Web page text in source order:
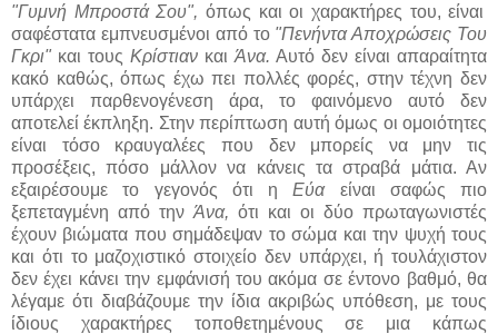
"Γυμνή Μπροστά Σου", όπως και οι χαρακτήρες του, είναι
σαφέστατα εμπνευσμένοι από το "Πενήντα Αποχρώσεις Του
Γκρι" και τουςΚρίστιαν και Άνα. Αυτό δεν είναι απαραίτητα
κακό καθώς, όπως έχω πει πολλές φορές, στην τέχνη δεν
υπάρχει παρθενογένεση άρα, το φαινόμενο αυτό δεν
αποτελεί έκπληξη. Στην περίπτωση αυτή όμως οι ομοιότητες
είναι τόσο κραυγαλέες που δεν μπορείς να μην τις
προσέξεις, πόσο μάλλον να κάνεις τα στραβά μάτια. Αν
εξαιρέσουμε το γεγονός ότι ηΕύαείναι σαφώς πιο
ξεπεταγμένη από την Άνα, ότι και οι δύο πρωταγωνιστές
έχουν βιώματα που σημάδεψαν το σώμα και την ψυχή τους
και ότι το μαζοχιστικό στοιχείο δεν υπάρχει, ή τουλάχιστον
δεν έχει κάνει την εμφάνισή του ακόμα σε έντονο βαθμό, θα
λέγαμε ότι διαβάζουμε την ίδια ακριβώς υπόθεση, με τους
ίδιους χαρακτήρες τοποθετημένους σε μια κάπως